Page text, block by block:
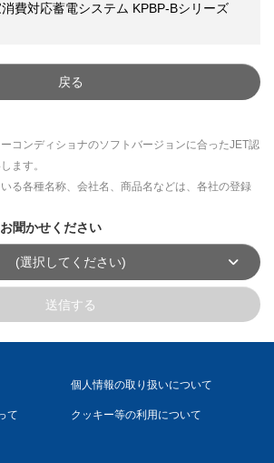
費対応蓄電システム KPBP-Bシリーズ
戻る
コンディショナのソフトバージョンに合ったJET認
ます。
る各種名称、会社名、商品名などは、各社の登録
聞かせください
(選択してください)
送信する
個人情報の取り扱いについて
て クッキー等の利用について